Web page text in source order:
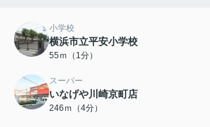
小学校
横浜市立平安小学校
55ｍ（1分）
スーパー
いなげや川崎京町店
246ｍ（4分）